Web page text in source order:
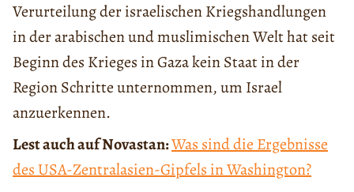
Verurteilung der israelischen Kriegshandlungen
in der arabischen und muslimischen Welt hat seit
Beginn des Krieges in Gaza kein Staat in der
Region Schritte unternommen, um Israel
anzuerkennen.
Lest auch auf Novastan:Was sind die Ergebnisse
des USA-Zentralasien-Gipfels in Washington?